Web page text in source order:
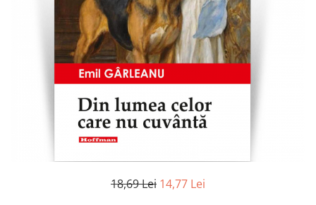
Contemporana
18,69 Lei 14,77 Lei